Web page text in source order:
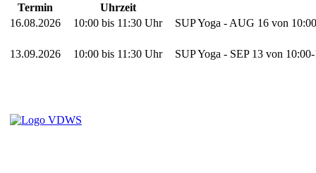
Termin
Uhrzeit
16.08.2026
10:00 bis 11:30 Uhr SUP Yoga - AUG 16 von
13.09.2026 10:00 bis 11:30 Uhr SUP Yoga - SEP 13 von